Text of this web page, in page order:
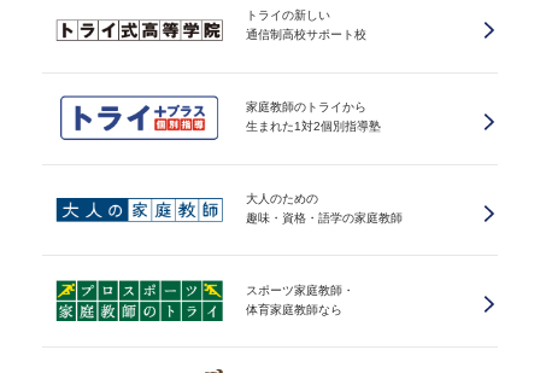
トライの新しい
通信制高校サポート校
家庭教師のトライから
生まれた1対2個別指導塾
大人のための
趣味・資格・語学の家庭教師
スポーツ家庭教師・
体育家庭教師なら